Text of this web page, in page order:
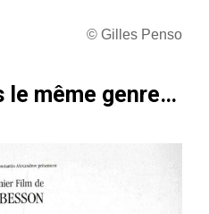
© Gilles Penso
le même genre…